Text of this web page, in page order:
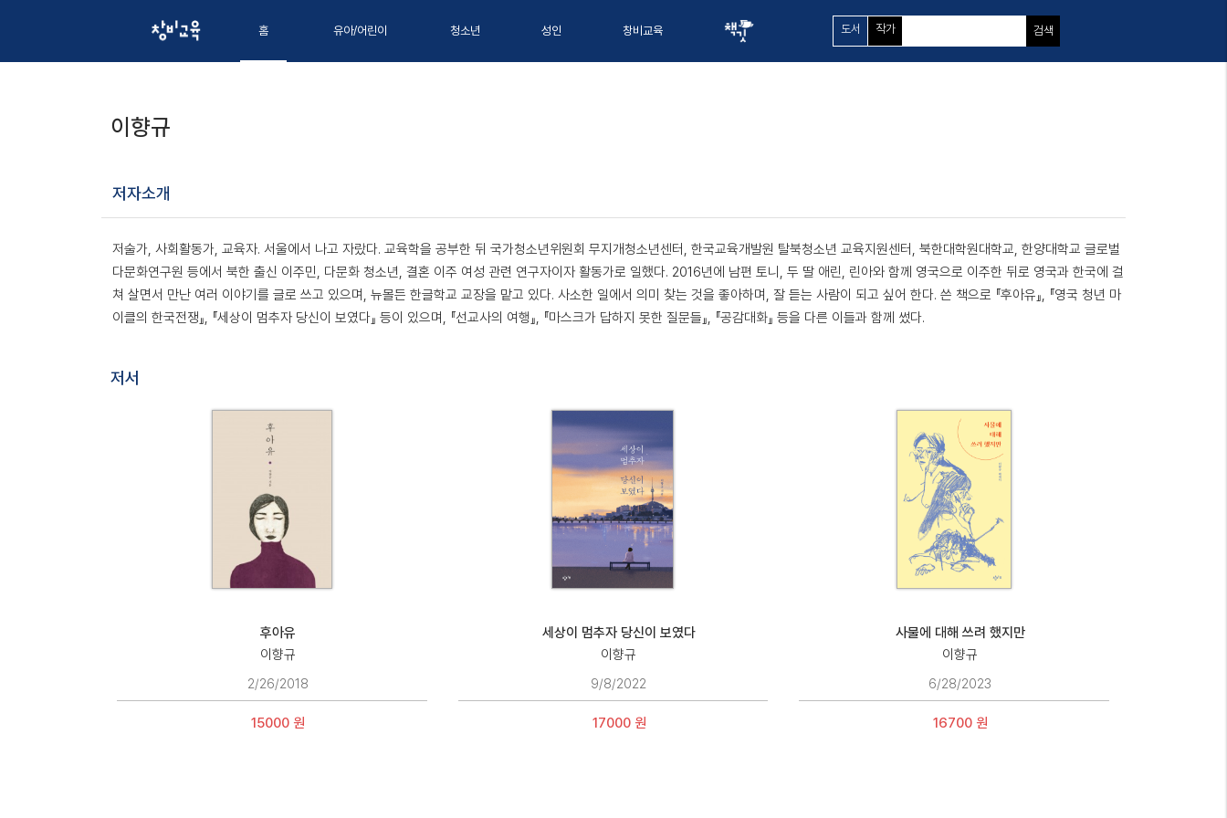
홈 유아/어린이 청소년 성인 창비교육 도서 작가 검색
이향규
저자소개
저술가, 사회활동가, 교육자. 서울에서 나고 자랐다. 교육학을 공부한 뒤 국가청소년위원회 무지개청소년센터, 한국교육개발원 탈북청소년 교육지원센터, 북한대학원대학교, 한양대학교 글로벌
다문화연구원 등에서 북한 출신 이주민, 다문화 청소년, 결혼 이주 여성 관련 연구자이자 활동가로 일했다. 2016년에 남편 토니, 두 딸 애린, 린아와 함께 영국으로 이주한 뒤로 영국과 한국에 걸
쳐 살면서 만난 여러 이야기를 글로 쓰고 있으며, 뉴몰든 한글학교 교장을 맡고 있다. 사소한 일에서 의미 찾는 것을 좋아하며, 잘 듣는 사람이 되고 싶어 한다. 쓴 책으로 『후아유』, 『영국 청년 마
이클의 한국전쟁』, 『세상이 멈추자 당신이 보였다』 등이 있으며, 『선교사의 여행』, 『마스크가 답하지 못한 질문들』, 『공감대화』 등을 다른 이들과 함께 썼다.
저서
후아유
이향규
2/26/2018
15000 원
세상이 멈추자 당신이 보였다
이향규
9/8/2022
17000 원
사물에 대해 쓰려 했지만
이향규
6/28/2023
16700 원